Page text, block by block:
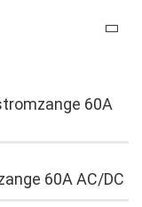
60A
60A AC/DC